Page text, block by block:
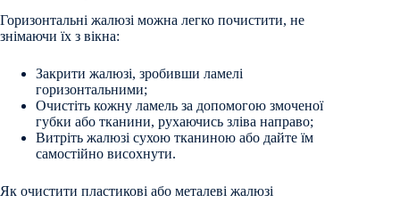
Горизонтальні жалюзі можна легко почистити, не
знімаючи їх з вікна:
Закрити жалюзі, зробивши ламелі
горизонтальними;
Очистіть кожну ламель за допомогою змоченої
губки або тканини, рухаючись зліва направо;
Витріть жалюзі сухою тканиною або дайте їм
самостійно висохнути.
Як очистити пластикові або металеві жалюзі